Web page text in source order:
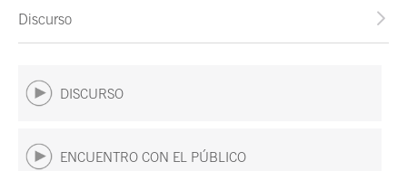
Discurso
DISCURSO
ENCUENTRO CON EL PÚBLICO